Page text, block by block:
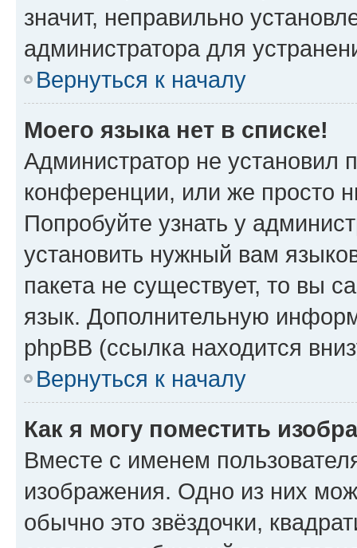
значит, неправильно
администратора для
Вернуться к началу
Моего языка нет в списке!
Администратор не установил
конференции, или же просто
Попробуйте узнать у
установить нужный вам
пакета не существует, то вы
язык. Дополнительную
phpBB (ссылка находится
Вернуться к началу
Как я могу поместить
Вместе с именем
изображения. Одно из них
обычно это звёздочки,